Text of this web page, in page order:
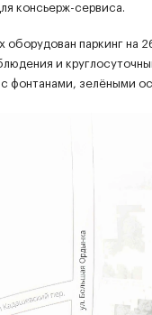
консьерж-сервиса.
оборудован паркинг на
и
фонтанами, зелёными